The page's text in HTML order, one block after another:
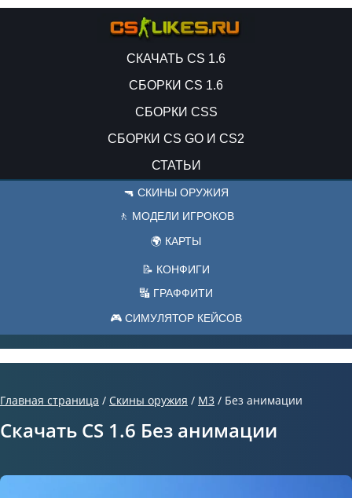
СКАЧАТЬ CS 1.6
СБОРКИ CS 1.6
СБОРКИ CSS
СБОРКИ CS GO И CS2
СТАТЬИ
🔫 СКИНЫ ОРУЖИЯ
🚶 МОДЕЛИ ИГРОКОВ
🌍 КАРТЫ
📝 КОНФИГИ
🔣 ГРАФФИТИ
🎮 СИМУЛЯТОР КЕЙСОВ
Главная страница / Скины оружия / M3 / Без анимации
Скачать CS 1.6 Без анимации